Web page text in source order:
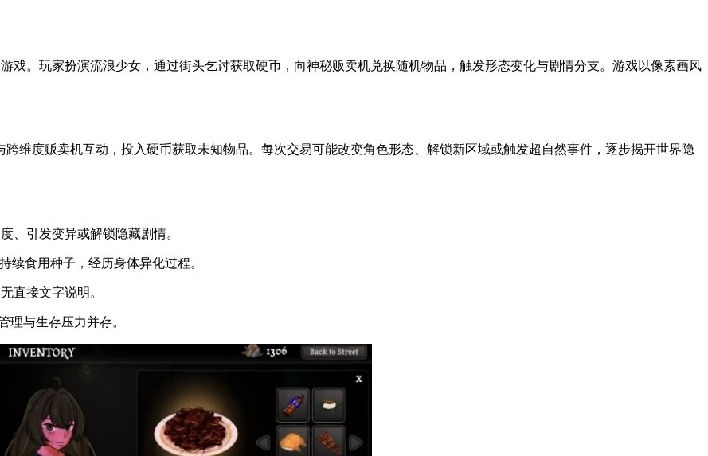
戏。玩家扮演流浪少女，通过街头乞讨获取硬币，向神秘贩卖机兑换随机物品，触发形态变化与剧情分支。游戏以像素画风
跨维度贩卖机互动，投入硬币获取未知物品。每次交易可能改变角色形态、解锁新区域或触发超自然事件，逐步揭开世界隐
、引发变异或解锁隐藏剧情。
续食用种子，经历身体异化过程。
直接文字说明。
理与生存压力并存。